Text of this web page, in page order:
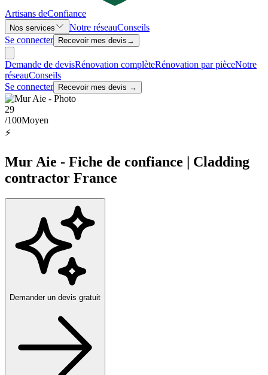
Artisans deConfiance
Nos services Notre réseauConseils
Se connecter
Recevoir mes devis →
Demande de devisRénovation complèteRénovation par pièceNotre
réseauConseils
Se connecter
Recevoir mes devis →
29
/100Moyen
⚡
Mur Aie - Fiche de confiance | Cladding
contractor France
Demander un devis gratuit